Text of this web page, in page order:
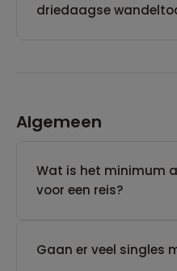
driedaagse
Algemeen
Wat is het minimum
voor een reis?
Gaan er veel singles